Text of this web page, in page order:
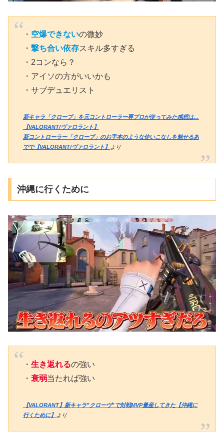
・ 空爆できないの微妙
・ 撃ち合い依存スキル多すぎる
・2コンなら？
・アイソの方がいいかも
・サブデュエリスト
新キャラ「クローブ」を元コントローラー専プロが使ってみた感想は…
【VALORANT/ヴァロラント】
新コントローラー「クローブ」のお手本のような使いこなしを魅せるあ
でで【VALORANT/ヴァロラント】 より
沖縄に行くために
・ 生き返れるの強い
・ 衰弱当たれば強い
【VALORANT】新キャラ”クローヴ”で対戦MVP量産してきた【沖縄に
行くために】 より